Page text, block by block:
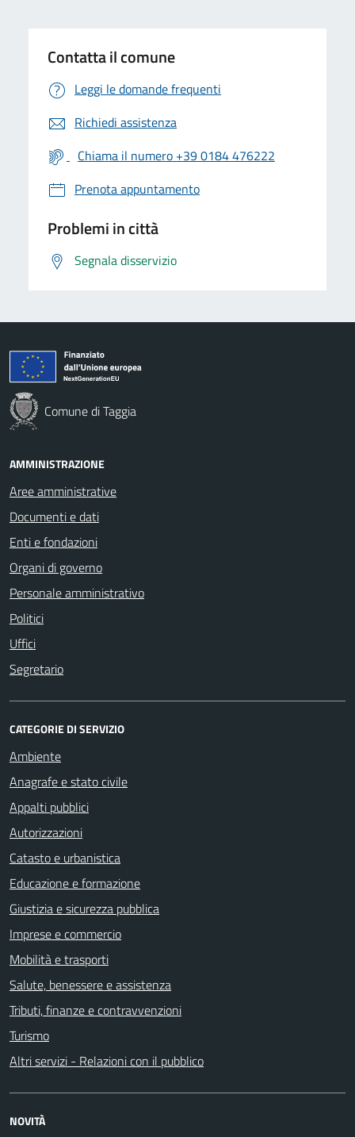
Contatta il comune
Leggi le domande frequenti
Richiedi assistenza
Chiama il numero +39 0184 476222
Prenota appuntamento
Problemi in città
Segnala disservizio
Comune di Taggia
AMMINISTRAZIONE
Aree amministrative
Documenti e dati
Enti e fondazioni
Organi di governo
Personale amministrativo
Politici
Uffici
Segretario
CATEGORIE DI SERVIZIO
Ambiente
Anagrafe e stato civile
Appalti pubblici
Autorizzazioni
Catasto e urbanistica
Educazione e formazione
Giustizia e sicurezza pubblica
Imprese e commercio
Mobilità e trasporti
Salute, benessere e assistenza
Tributi, finanze e contravvenzioni
Turismo
Altri servizi - Relazioni con il pubblico
NOVITÀ